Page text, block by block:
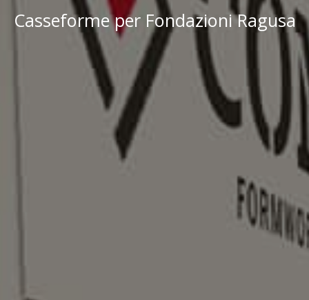
Casseforme per Fondazioni Ragusa